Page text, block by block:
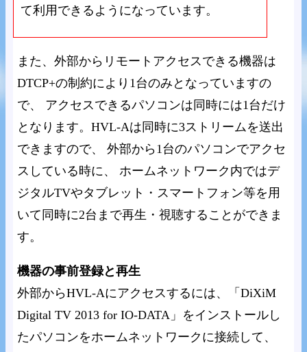
て利用できるようになっています。
また、外部からリモートアクセスできる機器は
DTCP+の制約により1台のみとなっていますの
で、 アクセスできるパソコンは同時には1台だけ
となります。HVL-Aは同時に3ストリームを送出
できますので、 外部から1台のパソコンでアクセ
スしている時に、 ホームネットワーク内ではデ
ジタルTVやタブレット・スマートフォン等を用
いて同時に2台まで再生・視聴することができま
す。
機器の事前登録と再生
外部からHVL-Aにアクセスするには、「DiXiM
Digital TV 2013 for IO-DATA」をインストールし
たパソコンをホームネットワークに接続して、